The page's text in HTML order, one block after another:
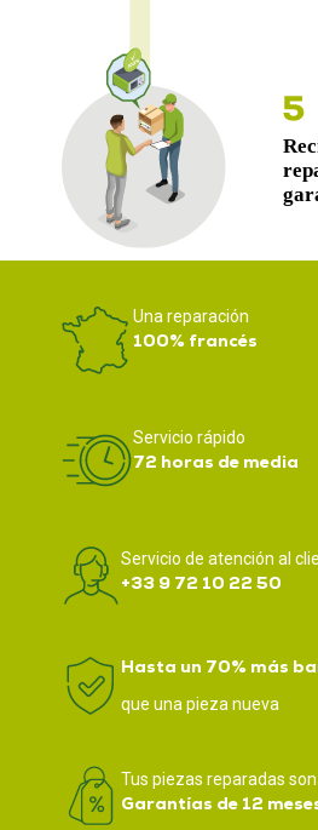
Una reparación
100% francés
Servicio rápido
72 horas de media
Servicio de atención al
+33 9 72 10 22 50
Hasta un 70% más
que una pieza nueva
Tus piezas reparadas son
Garantías de 12